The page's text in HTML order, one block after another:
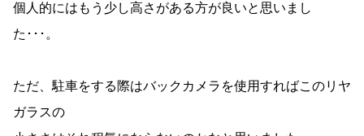
個人的にはもう少し高さがある方が良いと思いまし
た･･･。
ただ、駐車をする際はバックカメラを使用すればこのリヤ
ガラスの